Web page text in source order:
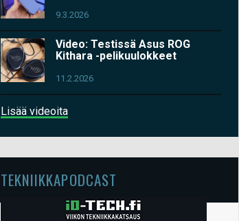
9.3.2026
Video: Testissä Asus ROG
Kithara -pelikuulokkeet
11.2.2026
Lisää videoita
TEKNIIKKAPODCAST